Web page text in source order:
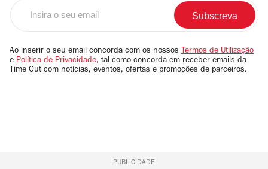
email
Ao inserir o seu email concorda com os nossos Termos de Utilização
e Política de Privacidade, tal como concorda em receber emails da
Time Out com notícias, eventos, ofertas e promoções de parceiros.
PUBLICIDADE